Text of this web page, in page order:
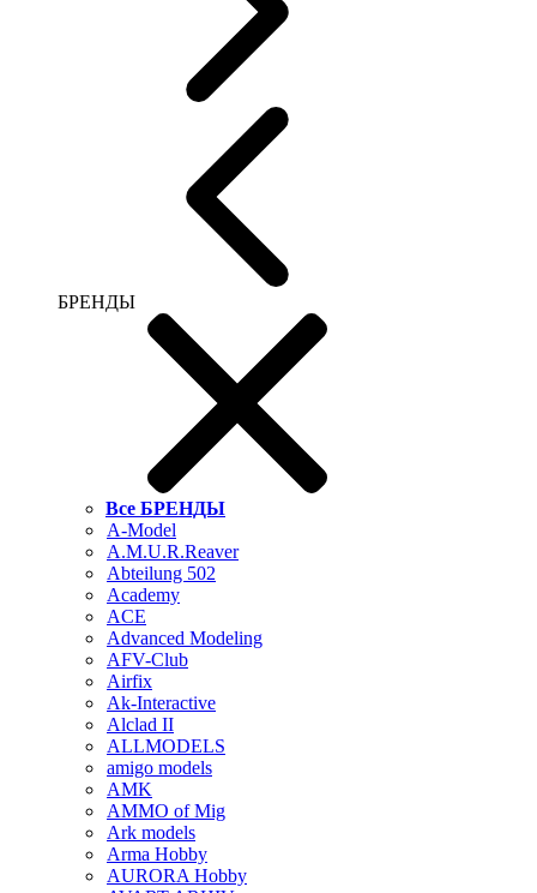
БРЕНДЫ
Все БРЕНДЫ
A-Model
A.M.U.R.Reaver
Abteilung 502
Academy
ACE
Advanced Modeling
AFV-Club
Airfix
Ak-Interactive
Alclad II
ALLMODELS
amigo models
AMK
AMMO of Mig
Ark models
Arma Hobby
AURORA Hobby